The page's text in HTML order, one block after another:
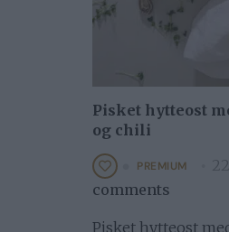
Pisket hytteost
og chili
PREMIUM
comments
Pisket hytteost